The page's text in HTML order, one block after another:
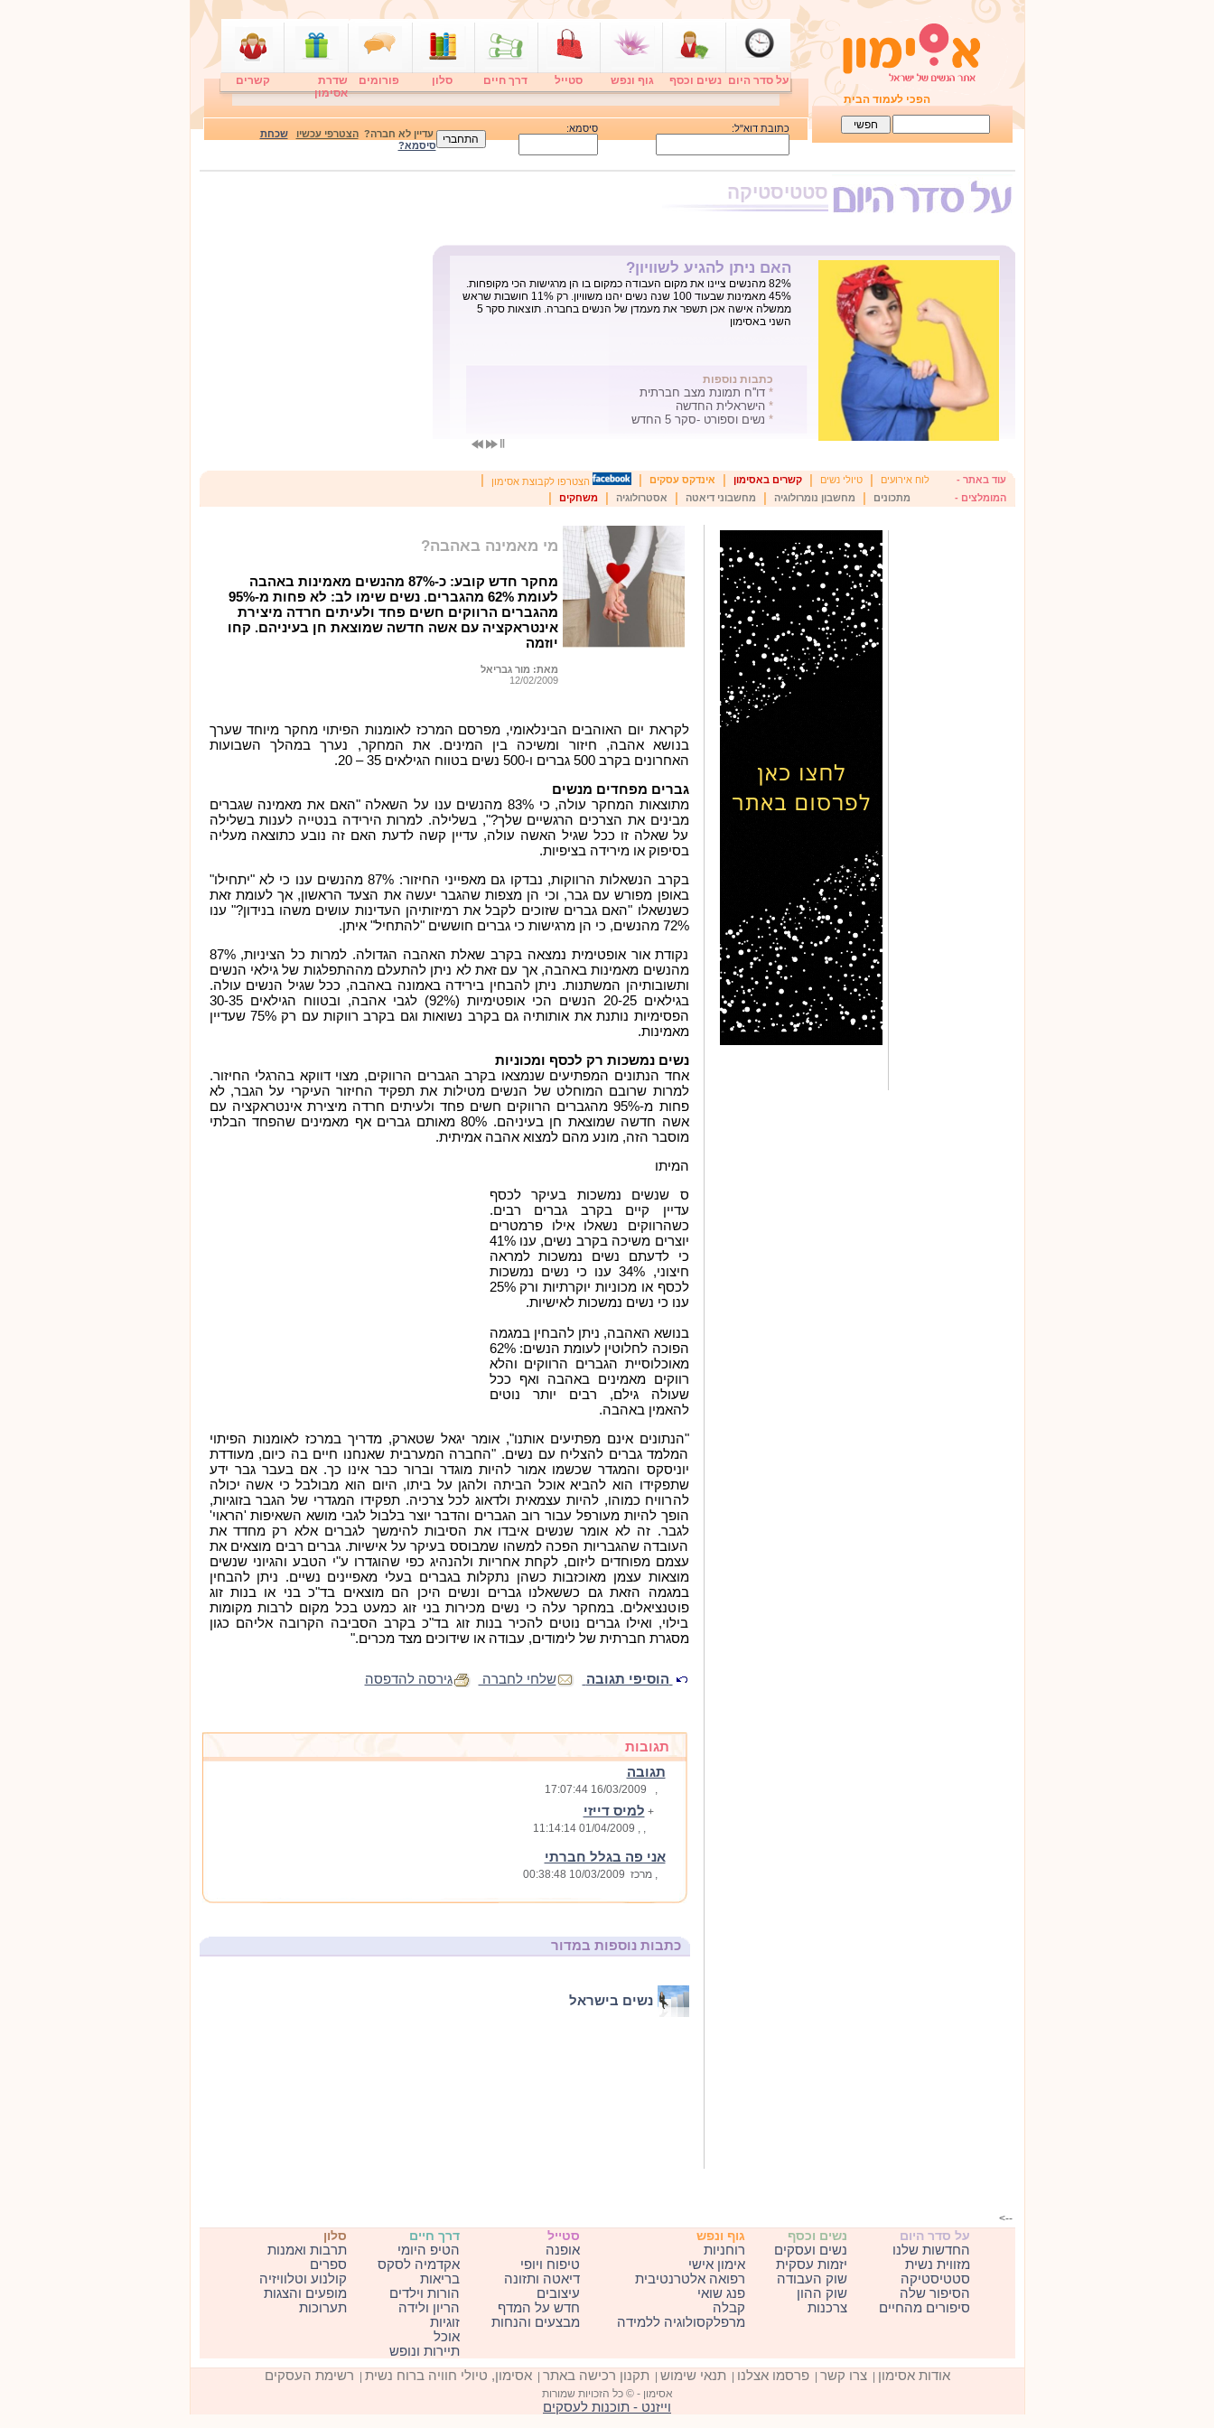
הפכי לעמוד הבית
על סדר היום נשים וכסף גוף ונפש סטייל דרך חיים סלון פורומים
שדרת
אסימון
קשרים
כתובת דוא"ל: סיסמא: עדיין לא חברה?הצטרפי עכשיו
שכחת
סיסמא?
סטטיסטיקה
האם ניתן להגיע לשוויון?
82% מהנשים ציינו את מקום העבודה כמקום בו הן מרגישות הכי מקופחות.
45% מאמינות שבעוד 100 שנה נשים יהנו משוויון. רק 11% חושבות שראש
ממשלה אישה אכן תשפר את מעמדן של הנשים בחברה. תוצאות סקר 5
השני באסימון
כתבות נוספות
*דו''ח תמונת מצב חברתית
*הישראלית החדשה
* נשים וספורט -סקר 5 החדש
עוד באתר - לוח אירועים |טיולי נשים |קשרים באסימון אינדקס עסקים הצטרפו לקבוצת אסימון
המומלצים - מתכונים מחשבון נומרולוגיה מחשבוני דיאטה אסטרולוגיה |משחקים
מי מאמינה באהבה?
מחקר חדש קובע: כ-87% מהנשים מאמינות באהבה
לעומת 62% מהגברים. נשים שימו לב: לא פחות מ-95%
מהגברים הרווקים חשים פחד ולעיתים חרדה מיצירת
אינטראקציה עם אשה חדשה שמוצאת חן בעיניהם. קחו
יוזמה
מאת: מור גבריאל
12/02/2009
לקראת יום האוהבים הבינלאומי, מפרסם המרכז לאומנות הפיתוי מחקר מיוחד שערך
בנושא אהבה, חיזור ומשיכה בין המינים. את המחקר, נערך במהלך השבועות
האחרונים בקרב 500 גברים ו-500 נשים בטווח הגילאים 35 – 20.
גברים מפחדים מנשים
מתוצאות המחקר עולה, כי 83% מהנשים ענו על השאלה "האם את מאמינה שגברים
מבינים את הצרכים הרגשיים שלך?", בשלילה. למרות הירידה בנטייה לענות בשלילה
על שאלה זו ככל שגיל האשה עולה, עדיין קשה לדעת האם זה נובע כתוצאה מעליה
בסיפוק או מירידה בציפיות.
בקרב הנשאלות הרווקות, נבדקו גם מאפייני החיזור: 87% מהנשים ענו כי לא "יתחילו"
באופן מפורש עם גבר, וכי הן מצפות שהגבר יעשה את הצעד הראשון, אך לעומת זאת
כשנשאלו "האם גברים שזוכים לקבל את רמיזותיהן העדינות עושים משהו בנידון?" ענו
72% מהנשים, כי הן מרגישות כי גברים חוששים "להתחיל" איתן.
נקודת אור אופטימית נמצאה בקרב שאלת האהבה הגדולה. למרות כל הציניות, 87%
מהנשים מאמינות באהבה, אך עם זאת לא ניתן להתעלם מההתפלגות של גילאי הנשים
ותשובותיהן המשתנות. ניתן להבחין בירידה באמונה באהבה, ככל שגיל הנשים עולה.
בגילאים 20-25 הנשים הכי אופטימיות (92%) לגבי אהבה, ובטווח הגילאים 30-35
הפסימיות נותנת את אותותיה גם בקרב נשואות וגם בקרב רווקות עם רק 75% שעדיין
מאמינות.
נשים נמשכות רק לכסף ומכוניות
אחד הנתונים המפתיעים שנמצאו בקרב הגברים הרווקים, מצוי דווקא בהרגלי החיזור.
למרות שרובם המוחלט של הנשים מטילות את תפקיד החיזור העיקרי על הגבר, לא
פחות מ-95% מהגברים הרווקים חשים פחד ולעיתים חרדה מיצירת אינטראקציה עם
אשה חדשה שמוצאת חן בעיניהם. 80% מאותם גברים אף מאמינים שהפחד הבלתי
מוסבר הזה, מונע מהם למצוא אהבה אמיתית.
המיתו
ס שנשים נמשכות בעיקר לכסף
עדיין קיים בקרב גברים רבים.
כשהרווקים נשאלו אילו פרמטרים
יוצרים משיכה בקרב נשים, ענו 41%
כי לדעתם נשים נמשכות למראה
חיצוני, 34% ענו כי נשים נמשכות
לכסף או מכוניות יוקרתיות ורק 25%
ענו כי נשים נמשכות לאישיות.
בנושא האהבה, ניתן להבחין במגמה
הפוכה לחלוטין לעומת הנשים: 62%
מאוכלוסיית הגברים הרווקים והלא
רווקים מאמינים באהבה ואף ככל
שעולה גילם, רבים יותר נוטים
להאמין באהבה.
"הנתונים אינם מפתיעים אותנו", אומר יגאל שטארק, מדריך במרכז לאומנות הפיתוי
המלמד גברים להצליח עם נשים. "החברה המערבית שאנחנו חיים בה כיום, מעודדת
יוניסקס והמגדר שכשמו אמור להיות מוגדר וברור כבר אינו כך. אם בעבר גבר ידע
שתפקידו הוא להביא אוכל הביתה ולהגן על ביתו, היום הוא מבולבל כי אשה יכולה
להרוויח כמוהו, להיות עצמאית ולדאוג לכל צרכיה. תפקידו המגדרי של הגבר בזוגיות,
הופך להיות מעורפל עבור רוב הגברים והדבר יוצר בלבול לגבי מושא השאיפות 'הראוי'
לגבר. זה לא אומר שנשים איבדו את הסיבות להימשך לגברים אלא רק מחדד את
העובדה שהגבריות הפכה למשהו שמבוסס בעיקר על אישיות. גברים רבים מוצאים את
עצמם מפוחדים ליזום, לקחת אחריות ולהנהיג כפי שהוגדרו ע"י הטבע והגיוני שנשים
מוצאות עצמן מאוכזבות כשהן נתקלות בגברים בעלי מאפיינים נשיים. ניתן להבחין
במגמה הזאת גם כששאלנו גברים ונשים היכן הם מוצאים בד"כ בני או בנות זוג
פוטנציאלים. במחקר עלה כי נשים מכירות בני זוג כמעט בכל מקום לרבות מקומות
בילוי, ואילו גברים נוטים להכיר בנות זוג בד"כ בקרב הסביבה הקרובה אליהם כגון
מסגרת חברתית של לימודים, עבודה או שידוכים מצד מכרים."
הוסיפי תגובה שלחי לחברה גירסה להדפסה
תגובות
תגובה
,
16/03/2009 17:07:44
+ למיס דייזי
,
, 01/04/2009 11:14:14
אני פה בגלל חברתי
, מרכז 10/03/2009 00:38:48
כתבות נוספות במדור
נשים בישראל
-->
על סדר היום
החדשות שלנו
מזווית נשית
סטטיסטיקה
הסיפור שלה
סיפורים מהחיים
נשים וכסף
נשים ועסקים
יזמות עסקית
שוק העבודה
שוק ההון
צרכנות
גוף ונפש
רוחניות
אימון אישי
רפואה אלטרנטיבית
פנג שואי
קבלה
מרפלקסולוגיה ללמידה
סטייל
אופנה
טיפוח ויופי
דיאטה ותזונה
עיצובים
חדש על המדף
מבצעים והנחות
דרך חיים
הטיפ היומי
אקדמיה לסקס
בריאות
הורות וילדים
הריון ולידה
זוגיות
אוכל
תיירות ונופש
סלון
תרבות ואמנות
ספרים
קולנוע וטלוויזיה
מופעים והצגות
תערוכות
אודות אסימון |צרו קשר |פרסמו אצלנו תנאי שימוש תקנון רכישה באתר |אסימון, טיולי חוויה ברוח נשית רשימת העסקים
אסימון - © כל הזכויות שמורות
וייזנט - תוכנות לעסקים